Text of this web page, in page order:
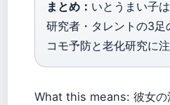
まとめ： いとうまい子
研究者・タレントの3足
コモ予防と老化研究に注
What this means: 彼女の